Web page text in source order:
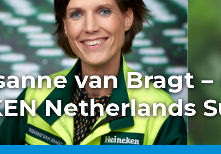
van Bragt –
Netherlands